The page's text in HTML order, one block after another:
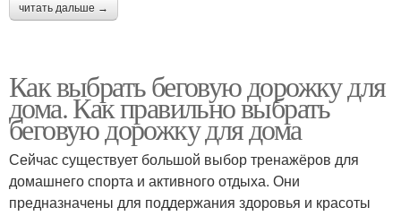
читать дальше →
Как выбрать беговую дорожку для
дома. Как правильно выбрать
беговую дорожку для дома
Сейчас существует большой выбор тренажёров для
домашнего спорта и активного отдыха. Они
предназначены для поддержания здоровья и красоты